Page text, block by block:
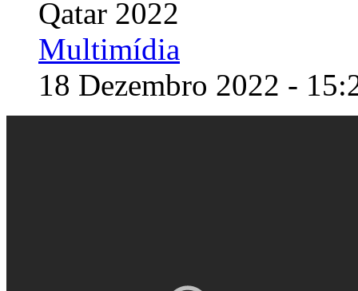
Qatar 2022
Multimídia
18 Dezembro 2022 -